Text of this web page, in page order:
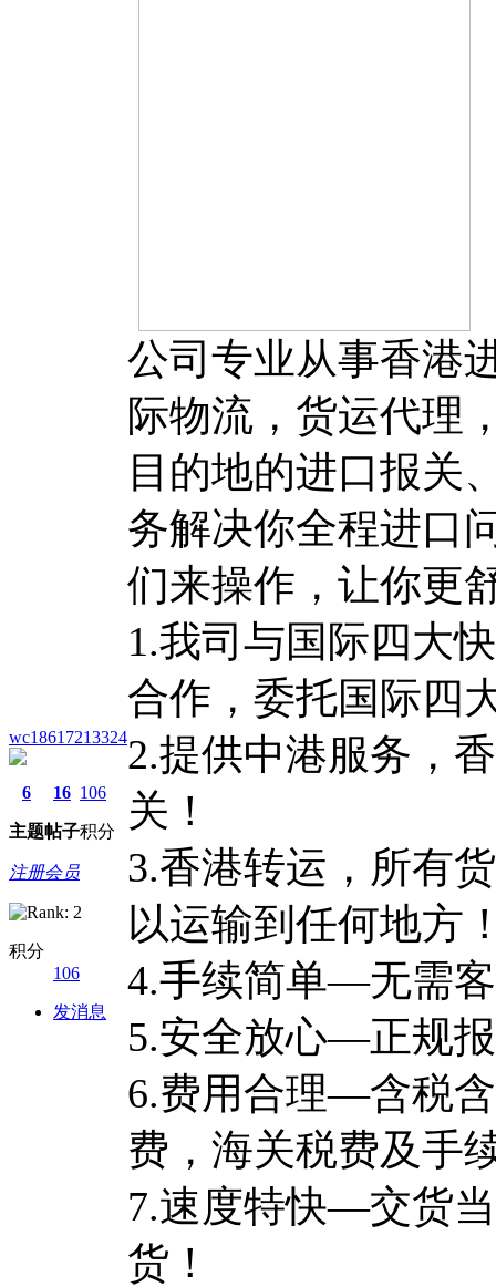
wc18617213324
6
主题
16
帖子
106
积分
注册会员
积分
106
发消息
公司专业从事香港
际物流，货运代理
目的地的进口报关
务解决你全程进口
们来操作，让你更
1.我司与国际四大
合作，委托国际四
2.提供中港服务，
关！
3.香港转运，所有
以运输到任何地方
4.手续简单—无需
5.安全放心—正规
6.费用合理—含税
费，海关税费及手
7.速度特快—交货
货！